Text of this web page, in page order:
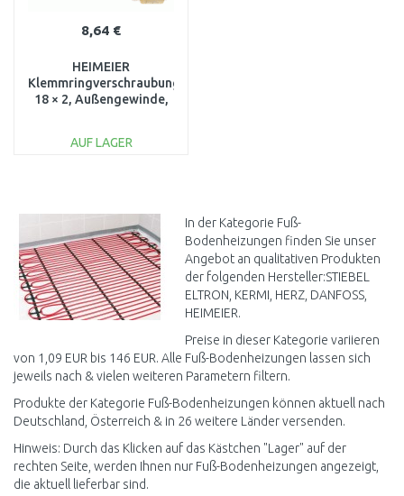
8,64 €
HEIMEIER
Klemmringverschraubung,
18 × 2, Außengewinde,
AUF LAGER
Vergleichen
In der Kategorie Fuß-
Bodenheizungen finden Sie unser
Angebot an qualitativen Produkten
der folgenden Hersteller:STIEBEL
ELTRON, KERMI, HERZ, DANFOSS,
HEIMEIER.
Preise in dieser Kategorie variieren
von 1,09 EUR bis 146 EUR. Alle Fuß-Bodenheizungen lassen sich
jeweils nach & vielen weiteren Parametern filtern.
Produkte der Kategorie Fuß-Bodenheizungen können aktuell nach
Deutschland, Österreich & in 26 weitere Länder versenden.
Hinweis: Durch das Klicken auf das Kästchen "Lager" auf der
rechten Seite, werden Ihnen nur Fuß-Bodenheizungen angezeigt,
die aktuell lieferbar sind.